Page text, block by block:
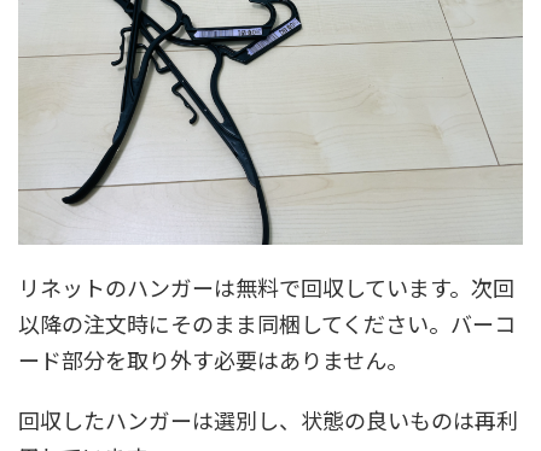
リネットのハンガーは無料で回収しています。次回
以降の注文時にそのまま同梱してください。バーコ
ード部分を取り外す必要はありません。
回収したハンガーは選別し、状態の良いものは再利